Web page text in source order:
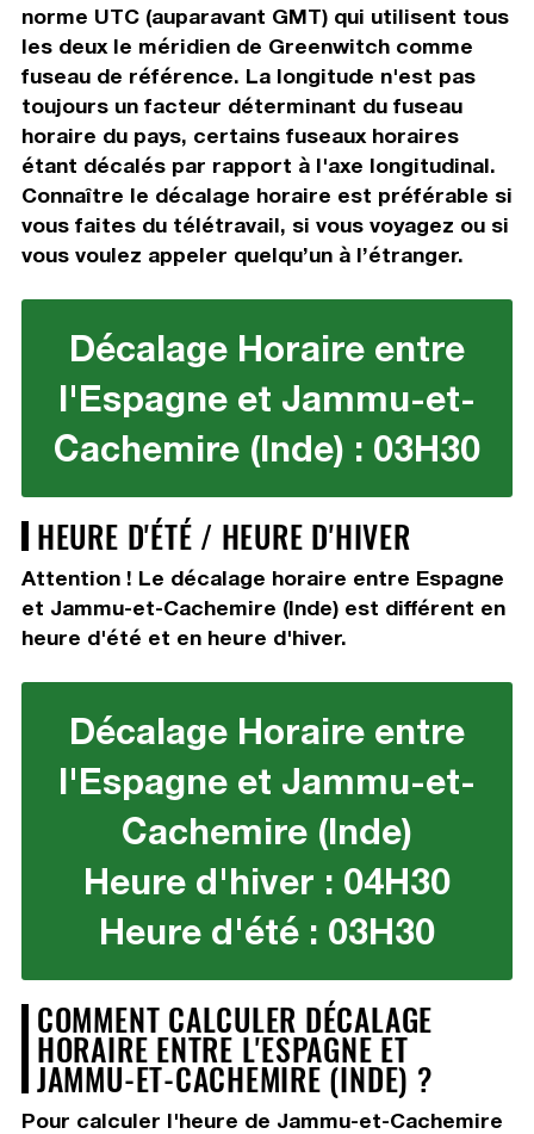
norme UTC (auparavant GMT) qui utilisent tous
les deux le méridien de Greenwitch comme
fuseau de référence. La longitude n'est pas
toujours un facteur déterminant du fuseau
horaire du pays, certains fuseaux horaires
étant décalés par rapport à l'axe longitudinal.
Connaître le décalage horaire est préférable si
vous faites du télétravail, si vous voyagez ou si
vous voulez appeler quelqu’un à l’étranger.
Décalage Horaire entre
l'Espagne et Jammu-et-
Cachemire (Inde) : 03H30
HEURE D'ÉTÉ / HEURE D'HIVER
Attention ! Le décalage horaire entre Espagne
et Jammu-et-Cachemire (Inde) est différent en
heure d'été et en heure d'hiver.
Décalage Horaire entre
l'Espagne et Jammu-et-
Cachemire (Inde)
Heure d'hiver : 04H30
Heure d'été : 03H30
COMMENT CALCULER DÉCALAGE
HORAIRE ENTRE L'ESPAGNE ET
JAMMU-ET-CACHEMIRE (INDE) ?
Pour calculer l'heure de Jammu-et-Cachemire